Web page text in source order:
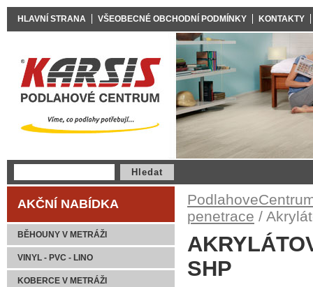
AKČNÍ NABÍDKA
BĚHOUNY V METRÁŽI
VINYL - PVC - LINO
KOBERCE V METRÁŽI
penetrace /
SHP
HLAVNÍ STRANA VŠEOBECNÉ OBCHODNÍ PODMÍNKY KONTAKTY